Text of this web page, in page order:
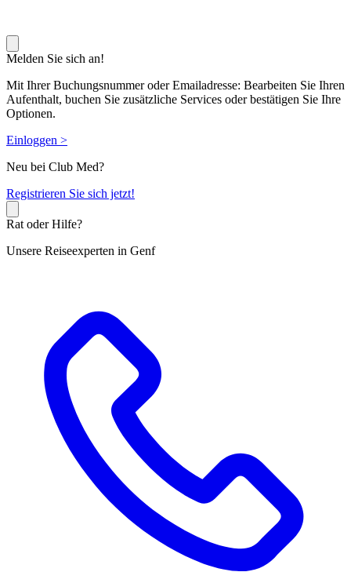
Melden Sie sich an!
Mit Ihrer Buchungsnummer oder Emailadresse: Bearbeiten Sie Ihren
Aufenthalt, buchen Sie zusätzliche Services oder bestätigen Sie Ihre
Optionen.
Einloggen >
Neu bei Club Med?
Registrieren Sie sich jetzt!
Rat oder Hilfe?
Unsere Reiseexperten in Genf